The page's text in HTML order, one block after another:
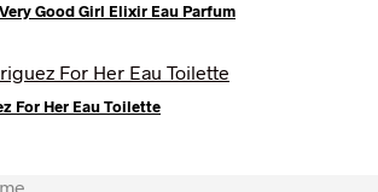
Good Girl Elixir Eau Parfum
For Her Eau Toilette